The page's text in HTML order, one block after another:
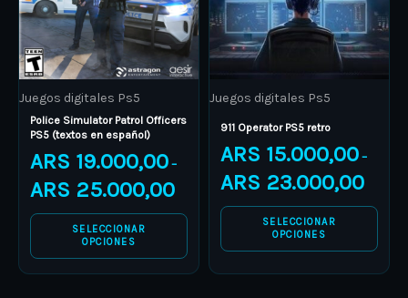
Juegos digitales Ps5
Police Simulator Patrol Officers
PS5 (textos en español)
ARS 19.000,00 –
ARS 25.000,00
SELECCIONAR
OPCIONES
options
may
be
chosen
on
the
product
Juegos digitales Ps5
911 Operator PS5 retro
ARS 15.000,00 –
ARS 23.000,00
SELECCIONAR
OPCIONES
options
may
chosen
on
the
product
page